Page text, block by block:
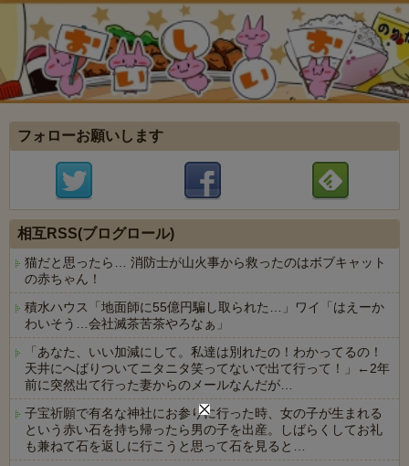
フォローお願いします
相互RSS(ブログロール)
猫だと思ったら… 消防士が山火事から救ったのはボブキャット
の赤ちゃん！
積水ハウス「地面師に55億円騙し取られた…」ワイ「はえーか
わいそう…会社滅茶苦茶やろなぁ」
「あなた、いい加減にして。私達は別れたの！わかってるの！
天井にへばりついてニタニタ笑ってないで出て行って！」←2年
前に突然出て行った妻からのメールなんだが…
子宝祈願で有名な神社にお参りに行った時、女の子が生まれる
という赤い石を持ち帰ったら男の子を出産。しばらくしてお礼
も兼ねて石を返しに行こうと思って石を見ると…